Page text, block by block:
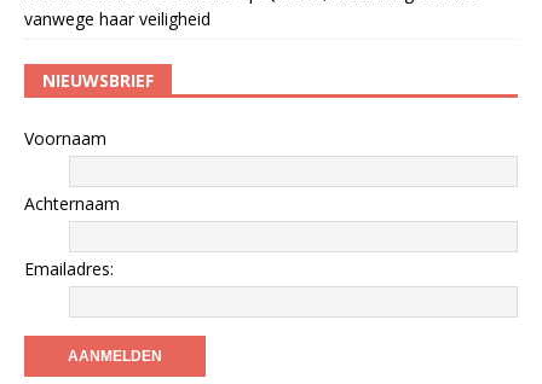
vanwege haar veiligheid
NIEUWSBRIEF
Voornaam
Achternaam
Emailadres: